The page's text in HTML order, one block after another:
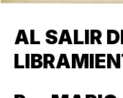
AL SALIR